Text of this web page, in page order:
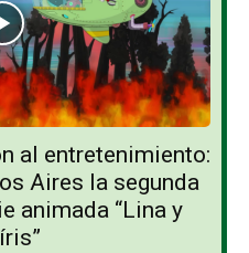
al entretenimiento:
Aires la segunda
animada “Lina y